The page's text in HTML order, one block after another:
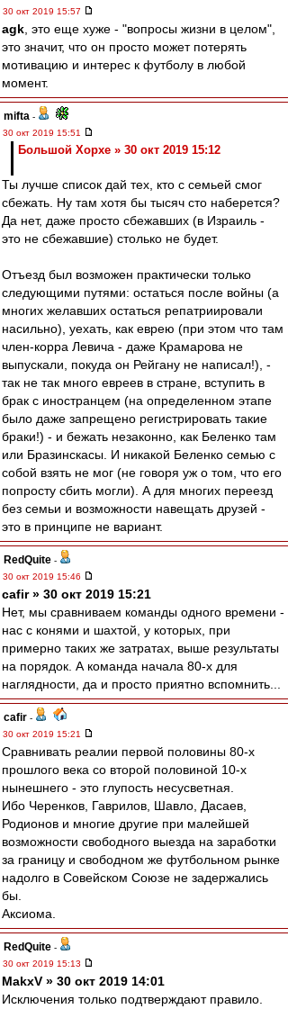
30 окт 2019 15:57
agk , это еще хуже - "вопросы жизни в целом",
это значит, что он просто может потерять
мотивацию и интерес к футболу в любой
момент.
mifta -
30 окт 2019 15:51
Большой Хорхе » 30 окт 2019 15:12
Ты лучше список дай тех, кто с семьей смог
сбежать. Ну там хотя бы тысяч сто наберется?
Да нет, даже просто сбежавших (в Израиль -
это не сбежавшие) столько не будет.
Отъезд был возможен практически только
следующими путями: остаться после войны (а
многих желавших остаться репатриировали
насильно), уехать, как еврею (при этом что там
член-корра Левича - даже Крамарова не
выпускали, покуда он Рейгану не написал!), -
так не так много евреев в стране, вступить в
брак с иностранцем (на определенном этапе
было даже запрещено регистрировать такие
браки!) - и бежать незаконно, как Беленко там
или Бразинскасы. И никакой Беленко семью с
собой взять не мог (не говоря уж о том, что его
попросту сбить могли). А для многих переезд
без семьи и возможности навещать друзей -
это в принципе не вариант.
RedQuite -
30 окт 2019 15:46
cafir » 30 окт 2019 15:21
Нет, мы сравниваем команды одного времени -
нас с конями и шахтой, у которых, при
примерно таких же затратах, выше результаты
на порядок. А команда начала 80-х для
наглядности, да и просто приятно вспомнить...
cafir -
30 окт 2019 15:21
Сравнивать реалии первой половины 80-х
прошлого века со второй половиной 10-х
нынешнего - это глупость несусветная.
Ибо Черенков, Гаврилов, Шавло, Дасаев,
Родионов и многие другие при малейшей
возможности свободного выезда на заработки
за границу и свободном же футбольном рынке
надолго в Совейском Союзе не задержались
бы.
Аксиома.
RedQuite -
30 окт 2019 15:13
MakxV » 30 окт 2019 14:01
Исключения только подтверждают правило.